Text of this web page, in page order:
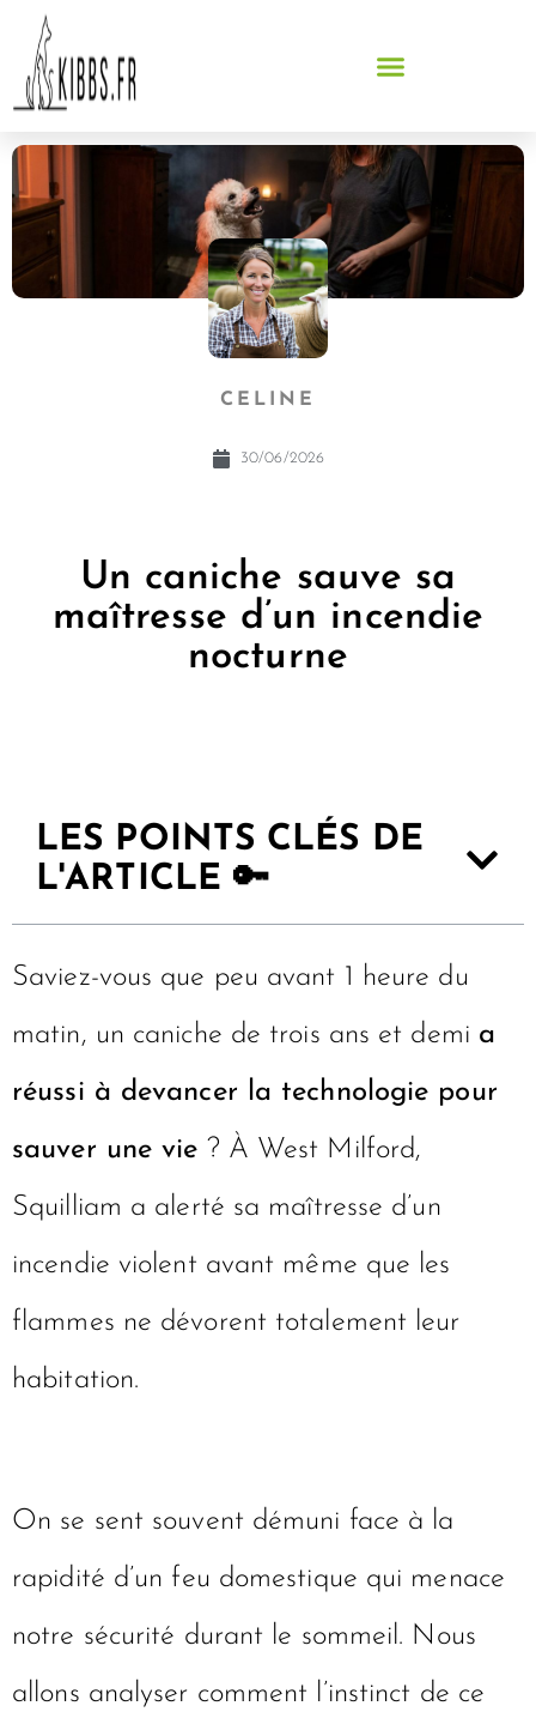
CELINE
30/06/2026
Un caniche sauve sa
maîtresse d’un incendie
nocturne
LES POINTS CLÉS DE
L'ARTICLE 🔑
Saviez-vous que peu avant 1 heure du
matin, un caniche de trois ans et demi a
réussi à devancer la technologie pour
sauver une vie ? À West Milford,
Squilliam a alerté sa maîtresse d’un
incendie violent avant même que les
flammes ne dévorent totalement leur
habitation.
On se sent souvent démuni face à la
rapidité d’un feu domestique qui menace
notre sécurité durant le sommeil. Nous
allons analyser comment l’instinct de ce